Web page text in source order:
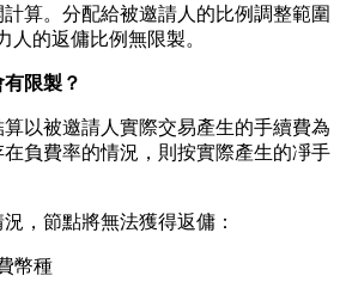
算。分配給被邀請人的比例調整範圍
人的返傭比例無限製。
限製？
以被邀請人實際交易產生的手續費為
負費率的情況，則按實際產生的凈手
，節點將無法獲得返傭：
幣種